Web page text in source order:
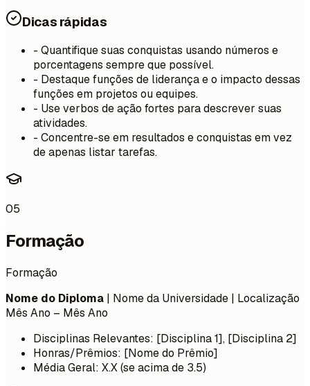
Dicas rápidas
- Quantifique suas conquistas usando números e
porcentagens sempre que possível.
- Destaque funções de liderança e o impacto dessas
funções em projetos ou equipes.
- Use verbos de ação fortes para descrever suas
atividades.
- Concentre-se em resultados e conquistas em vez
de apenas listar tarefas.
05
Formação
Formação
Nome do Diploma | Nome da Universidade | Localização
Mês Ano – Mês Ano
Disciplinas Relevantes: [Disciplina 1], [Disciplina 2]
Honras/Prêmios: [Nome do Prêmio]
Média Geral: X.X (se acima de 3.5)